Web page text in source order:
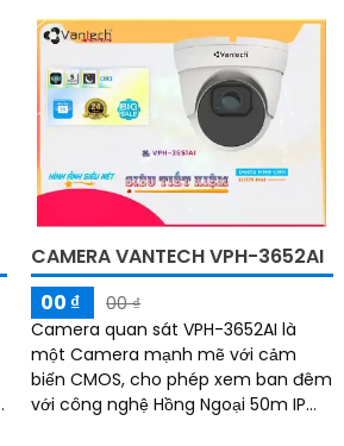
phân giải Ultra 4k lite
CAMERA VANTECH VPH-3652AI
00 ₫
00 ₫
Camera quan sát VPH-3652AI là
một Camera mạnh mẽ với cảm
biến CMOS, cho phép xem ban đêm
với công nghệ Hồng Ngoại 50m IP